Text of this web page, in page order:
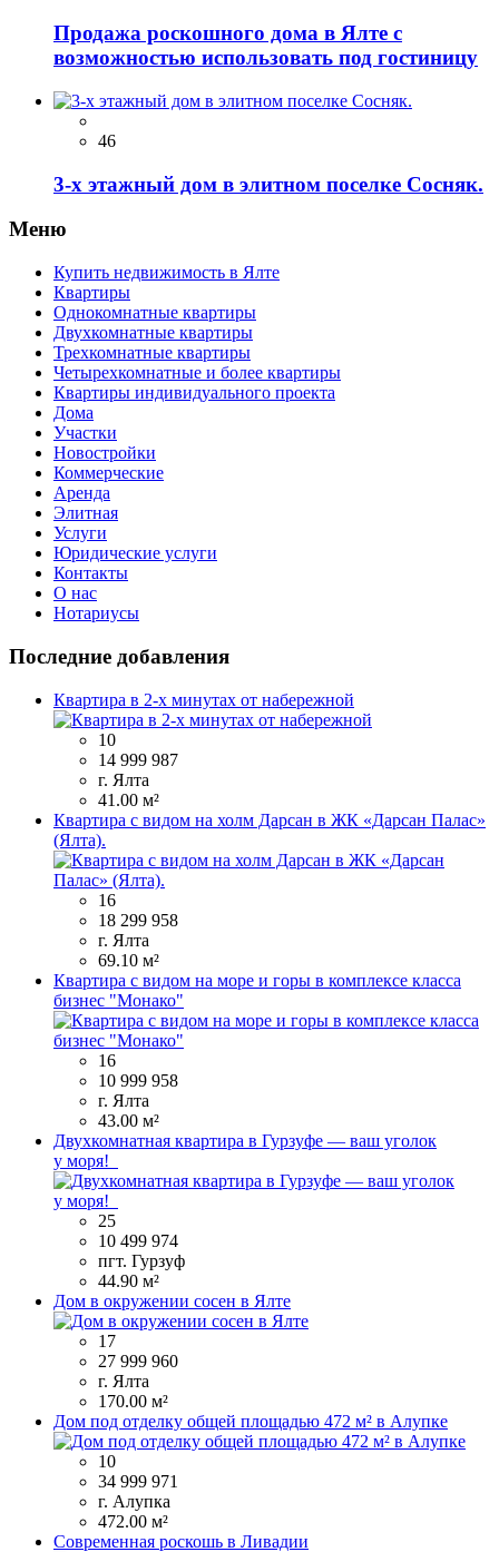
Продажа роскошного дома в Ялте с
возможностью использовать под гостиницу
46
3-х этажный дом в элитном поселке Сосняк.
Меню
Купить недвижимость в Ялте
Квартиры
Однокомнатные квартиры
Двухкомнатные квартиры
Трехкомнатные квартиры
Четырехкомнатные и более квартиры
Квартиры индивидуального проекта
Дома
Участки
Новостройки
Коммерческие
Аренда
Элитная
Услуги
Юридические услуги
Контакты
О нас
Нотариусы
Последние добавления
Квартира в 2-х минутах от набережной
10
14 999 987
г. Ялта
41.00 м²
Квартира с видом на холм Дарсан в ЖК «Дарсан Палас»
(Ялта).
16
18 299 958
г. Ялта
69.10 м²
Квартира с видом на море и горы в комплексе класса
бизнес "Монако"
16
10 999 958
г. Ялта
43.00 м²
Двухкомнатная квартира в Гурзуфе — ваш уголок
у моря!
25
10 499 974
пгт. Гурзуф
44.90 м²
Дом в окружении сосен в Ялте
17
27 999 960
г. Ялта
170.00 м²
Дом под отделку общей площадью 472 м² в Алупке
10
34 999 971
г. Алупка
472.00 м²
Современная роскошь в Ливадии